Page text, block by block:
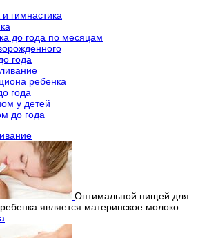
гимнастика
до года по месяцам
года
ребенка
года
у детей
до года
Оптимальной пищей для
является материнское молоко...